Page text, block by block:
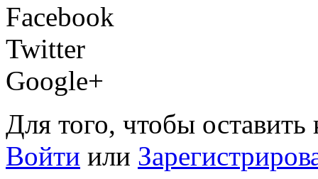
Facebook
Twitter
Google+
Для того, чтобы
Войти или